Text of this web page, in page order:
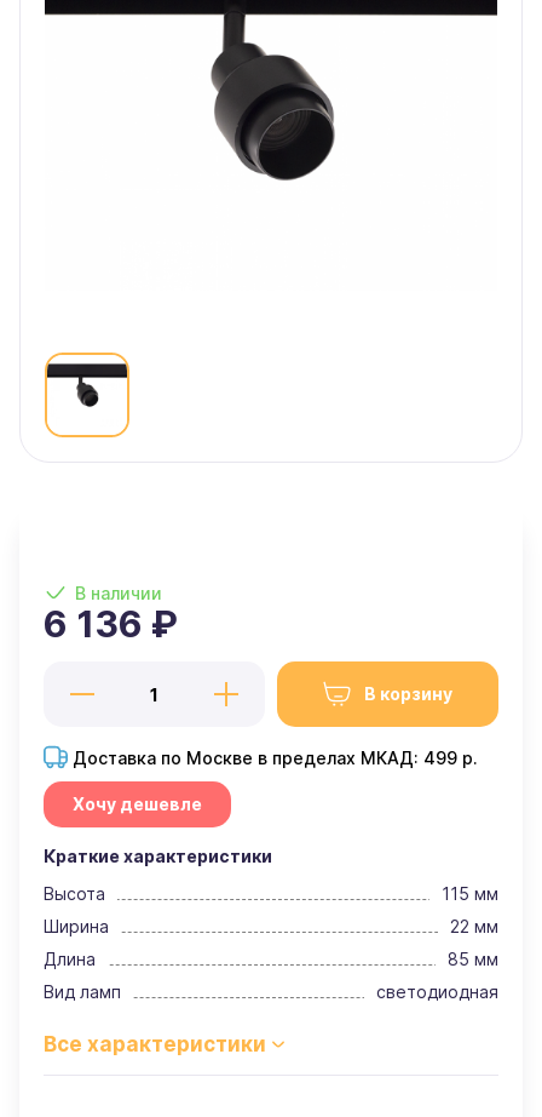
В наличии
6 136 ₽
В корзину
Доставка по Москве в пределах МКАД: 499 р.
Хочу дешевле
Краткие характеристики
Высота
115 мм
Ширина
22 мм
Длина
85 мм
Вид ламп
светодиодная